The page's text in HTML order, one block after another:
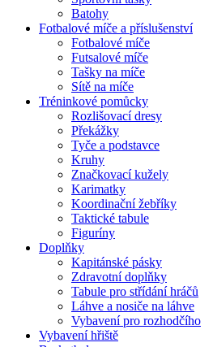
Batohy
Fotbalové míče a příslušenství
Fotbalové míče
Futsalové míče
Tašky na míče
Sítě na míče
Tréninkové pomůcky
Rozlišovací dresy
Překážky
Tyče a podstavce
Kruhy
Značkovací kužely
Karimatky
Koordinační žebříky
Taktické tabule
Figuríny
Doplňky
Kapitánské pásky
Zdravotní doplňky
Tabule pro střídání hráčů
Láhve a nosiče na láhve
Vybavení pro rozhodčího
Vybavení hřiště